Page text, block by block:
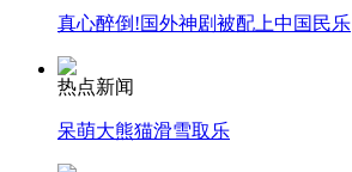
安徽一实载49人客车翻车
真心醉倒!国外神剧被配上中国民乐
热点新闻
呆萌大熊猫滑雪取乐